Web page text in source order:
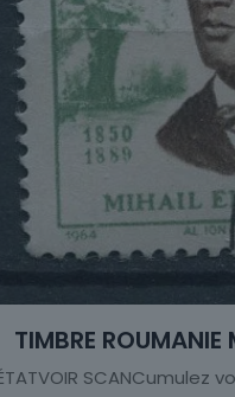
TIMBRE ROUMANIE
SCANCumulez